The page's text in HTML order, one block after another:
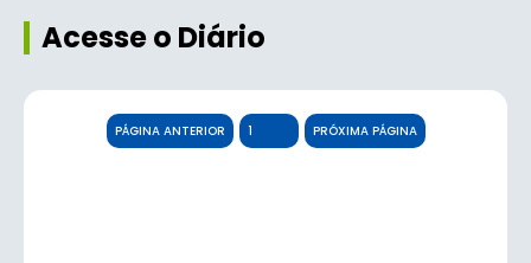
Acesse o Diário
PÁGINA ANTERIOR PRÓXIMA PÁGINA